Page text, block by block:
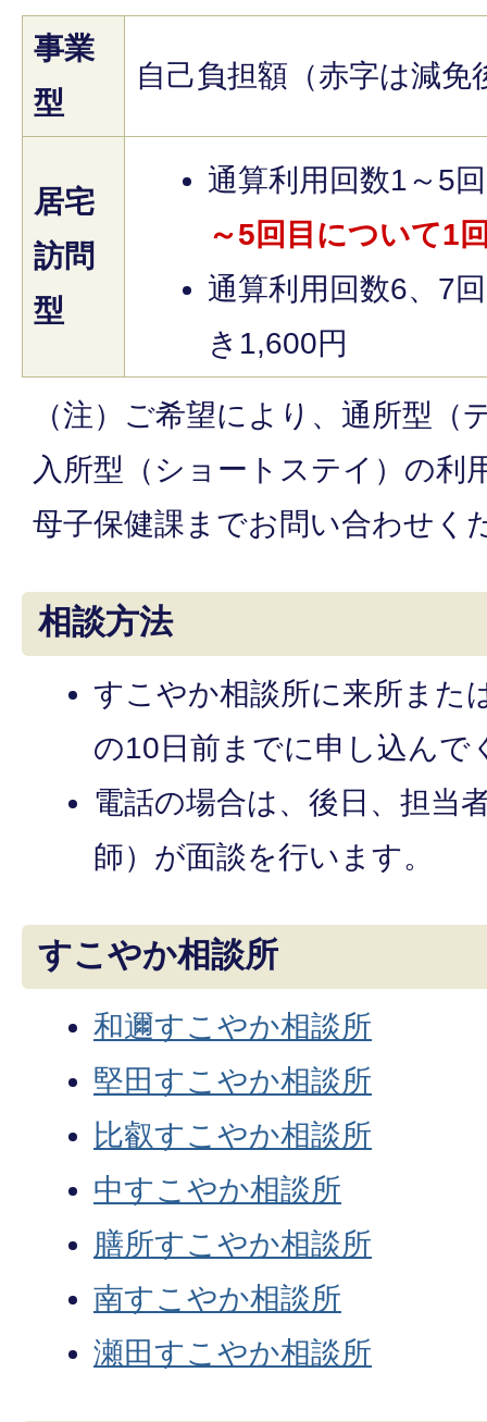
事業
型
自己負担額（赤字は減免
居宅
訪問
型
通算利用回数1～5
～5回目について1
通算利用回数6、7
き1,600円
（注）ご希望により、通所型（
入所型（ショートステイ）の利
母子保健課までお問い合わせく
相談方法
すこやか相談所に来所また
の10日前までに申し込んで
電話の場合は、後日、担当
師）が面談を行います。
すこやか相談所
和邇すこやか相談所
堅田すこやか相談所
比叡すこやか相談所
中すこやか相談所
膳所すこやか相談所
南すこやか相談所
瀬田すこやか相談所